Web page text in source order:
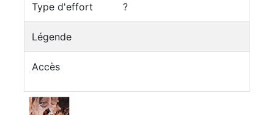
Type d'effort ?
Légende
Accès